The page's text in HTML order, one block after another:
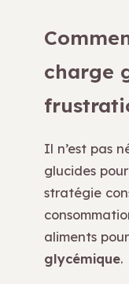
charge
Il n’est pas
glucides
stratégie
aliments
glycémique.